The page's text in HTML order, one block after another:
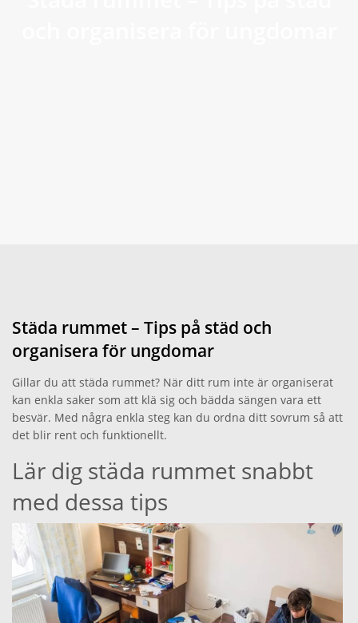
Städa rummet – Tips på städ och
organisera för ungdomar
Gillar du att städa rummet? När ditt rum inte är organiserat
kan enkla saker som att klä sig och bädda sängen vara ett
besvär. Med några enkla steg kan du ordna ditt sovrum så att
det blir rent och funktionellt.
Lär dig städa rummet snabbt
med dessa tips